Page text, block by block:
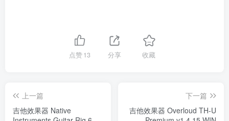
点赞13 分享 收藏
上一篇
吉他效果器 Native
下一篇
吉他效果器 Overloud TH-U